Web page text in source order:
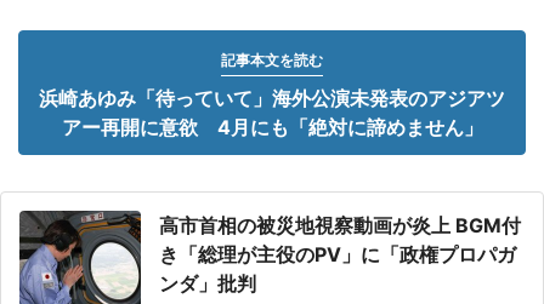
記事本文を読む
浜崎あゆみ「待っていて」海外公演未発表のアジアツ
アー再開に意欲 4月にも「絶対に諦めません」
高市首相の被災地視察動画が炎上 BGM付
き「総理が主役のPV」に「政権プロパガ
ンダ」批判